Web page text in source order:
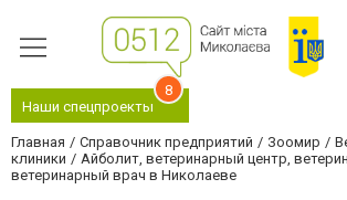
Наши спецпроекты
8
Главная Справочник предприятий Зоомир
клиники
Айболит, ветеринарный центр,
ветеринарный врач в Николаеве